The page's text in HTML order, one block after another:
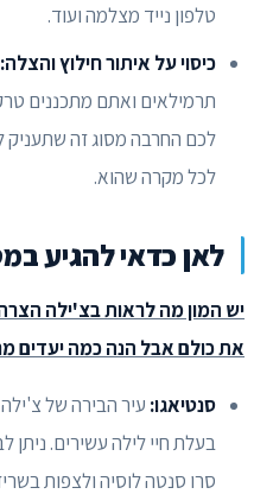
טלפון נייד מצלמה ועוד.
כיסוי על איתור חילוץ והצלה:
תרמילאים ואתם מתכננים
לכם החרבה מסוג זה שתעניק
לכל מקרה שהוא.
לאן כדאי להגיע
יש המון מה לראות בצ'ילה
את כולם אבל הנה כמה יעדים
סנטיאגו: עיר הבירה של צ'ילה
בעלת חיי לילה עשירים.
סרו סנטה לוסיה ולצפות